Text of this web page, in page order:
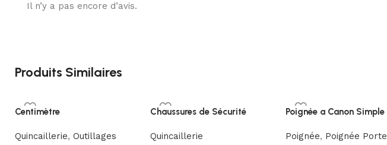
Il n’y a pas encore d’avis.
Produits Similaires
Centimètre
Quincaillerie, Outillages
Chaussures de Sécurité
Quincaillerie
Poignée a Canon Simple
Poignée, Poignée Porte